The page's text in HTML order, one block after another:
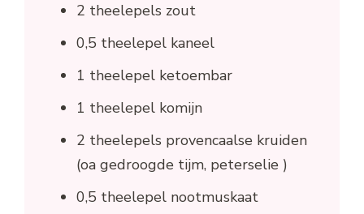
2 theelepels zout
0,5 theelepel kaneel
1 theelepel ketoembar
1 theelepel komijn
2 theelepels provencaalse kruiden
(oa gedroogde tijm, peterselie )
0,5 theelepel nootmuskaat